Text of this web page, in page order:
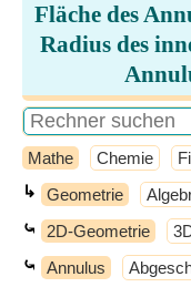
Fläche des
Radius des
Mathe Chemie
↳ Geometrie
⤿ 2D-Geometrie
⤿ Annulus